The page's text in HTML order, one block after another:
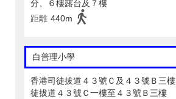
分、６樓露台及７樓
距離 440m
白普理小學
香港司徒拔道４３號Ｃ及４３號Ｂ三
徒拔道４３號Ｃ一樓至４３號Ｂ三樓